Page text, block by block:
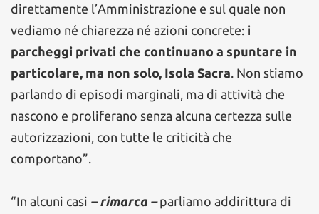
direttamente l’Amministrazione e sul quale non
vediamo né chiarezza né azioni concrete: i
parcheggi privati che continuano a spuntare in
particolare, ma non solo, Isola Sacra . Non stiamo
parlando di episodi marginali, ma di attività che
nascono e proliferano senza alcuna certezza sulle
autorizzazioni, con tutte le criticità che
comportano”.
“In alcuni casi – rimarca –parliamo addirittura di